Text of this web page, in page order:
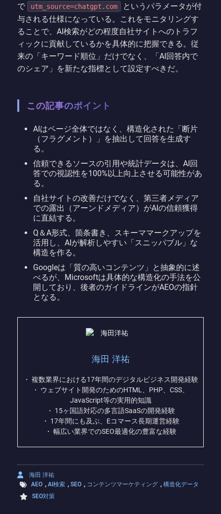
で utm_source=chatgpt.com
というパラメータが付
与される仕様になっている。これをモニタリングす
ることで、AI検索がどの程度自社サイトへのトラフ
ィックに貢献しているかを具体的に把握できる。従
来の「キーワード順位」だけでなく、「AI回答内で
のシェア」を新たな指標として設定すべきだ。
この記事のポイント
AIはページ全体ではなく、構造化された「断片
（フラグメント）」を抽出して回答を生成す
る。
信頼できるソースの引用や統計データは、AI回
答での視認性を100%以上向上させる可能性があ
る。
自社サイトの改善だけでなく、第三者メディア
での露出（アーンドメディア）がAIの信頼獲得
に直結する。
Q＆A形式、箇条書き、スキーママークアップを
活用し、AIが解析しやすい「スニッパブル」な
構造を作る。
Googleは「質の高いコンテンツ」と抽象的に述
べるが、Microsoftは具体的な構造化の手法を公
開しており、後者のガイドラインがAEOの指針
となる。
海田 洋祐
・ 複数業界における17年間のデジタルビジネス開発経験
・ ウェブサイト開発のためのHTML、PHP、CSS、
JavaScript等の実用的知識
・ 15ヶ国語対応の多言語SaaSの開発経験
・ 17年間にも及ぶ、Eコマース長期運営経験
・ 幅広い業界でのSEO最適化の豊富な経験
海田 洋祐
AEO , AI検索 , SEO , コンテンツマーケティング , 構造化データ
SEO対策